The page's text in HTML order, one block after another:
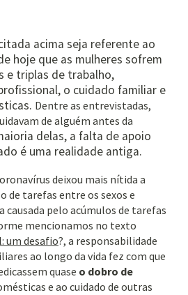
acima seja referente ao
hoje que as mulheres sofrem
e triplas de trabalho,
o cuidado familiar e
Dentre as entrevistadas,
de alguém antes da
delas, a falta de apoio
é uma realidade antiga.
deixou mais nítida a
de tarefas entre os sexos e
causada pelo acúmulos de tarefas
mencionamos no texto
um desafio?, a responsabilidade
ao longo da vida fez com que
quase o dobro de
e ao cuidado de outras